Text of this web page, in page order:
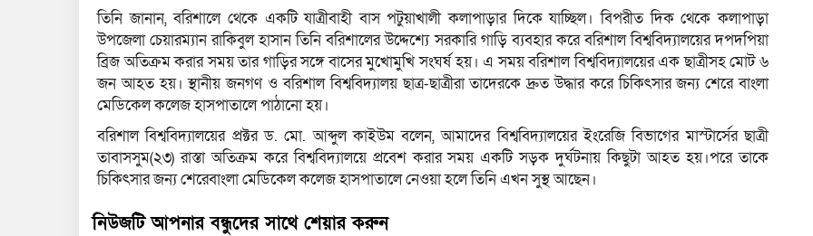
তিনি জানান, বরিশালে থেকে একটি যাত্রীবাহী বাস পটুয়াখালী কলাপাড়ার দিকে যাচ্ছিল। বিপরীত দিক থেকে কলাপাড়া
উপজেলা চেয়ারম্যান রাকিবুল হাসান তিনি বরিশালের উদ্দেশ্যে সরকারি গাড়ি ব্যবহার করে বরিশাল বিশ্ববিদ্যালয়ের দপদপিয়া
ব্রিজ অতিক্রম করার সময় তার গাড়ির সঙ্গে বাসের মুখোমুখি সংঘর্ষ হয়। এ সময় বরিশাল বিশ্ববিদ্যালয়ের এক ছাত্রীসহ মোট ৬
জন আহত হয়। স্থানীয় জনগণ ও বরিশাল বিশ্ববিদ্যালয় ছাত্র-ছাত্রীরা তাদেরকে দ্রুত উদ্ধার করে চিকিৎসার জন্য শেরে বাংলা
মেডিকেল কলেজ হাসপাতালে পাঠানো হয়।
বরিশাল বিশ্ববিদ্যালয়ের প্রক্টর ড. মো. আব্দুল কাইউম বলেন, আমাদের বিশ্ববিদ্যালয়ের ইংরেজি বিভাগের মাস্টার্সের ছাত্রী
তাবাসসুম(২৩) রাস্তা অতিক্রম করে বিশ্ববিদ্যালয়ে প্রবেশ করার সময় একটি সড়ক দুর্ঘটনায় কিছুটা আহত হয়।পরে তাকে
চিকিৎসার জন্য শেরেবাংলা মেডিকেল কলেজ হাসপাতালে নেওয়া হলে তিনি এখন সুস্থ আছেন।
নিউজটি আপনার বন্ধুদের সাথে শেয়ার করুন